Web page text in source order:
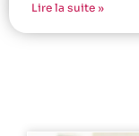
Lire la suite »